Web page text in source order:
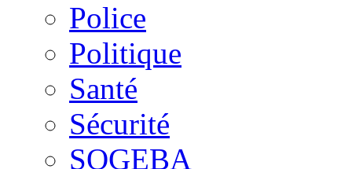
Police
Politique
Santé
Sécurité
SOGEBA